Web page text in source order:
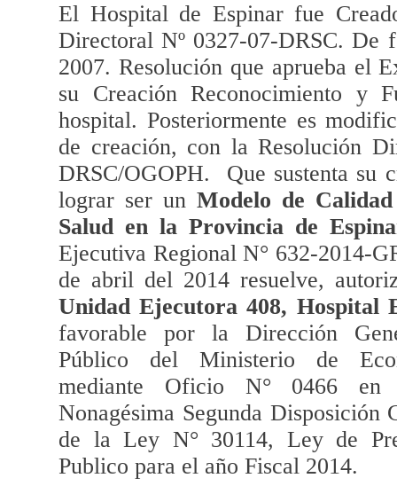
El Hospital de Espinar fue
Directoral Nº 0327-07-DRSC. De
2007. Resolución que aprueba el
su Creación Reconocimiento y
hospital. Posteriormente es
de creación, con la Resolución
DRSC/OGOPH. Que sustenta su
lograr ser unModelo de
Salud en la Provincia de
Ejecutiva Regional N° 632-2014-
de abril del 2014 resuelve,
Unidad Ejecutora 408, Hospital
favorable por la Dirección
Público del Ministerio de
mediante Oficio N° 0466 en
Nonagésima Segunda Disposición
de la Ley N° 30114, Ley de
Publico para el año Fiscal 2014.